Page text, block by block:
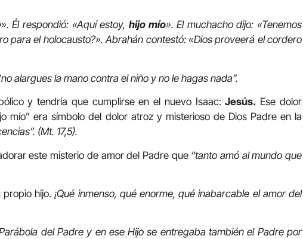
». Él respondió: «Aquí estoy, hijo mío». El muchacho dijo: «Tenemos
para el holocausto?». Abrahán contestó: «Dios proveerá el cordero
no alargues la mano contra el niño y no le hagas nada”.
y tendría que cumplirse en el nuevo Isaac:Jesús. Ese dolor
mío” era símbolo del dolor atroz y misterioso de Dios Padre en la
(Mt. 17,5).
este misterio de amor del Padre que “tanto amó al mundo que
hijo. ¡Qué inmenso, qué enorme, qué inabarcable el amor del
del Padre y en ese Hijo se entregaba también el Padre por